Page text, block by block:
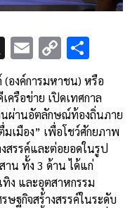
X E
ai
l
C
o
py
Li
n
k
h
ar
e
(องค์การมหาชน) หรือ
ครือข่าย เปิดเทศกาล
นผ่านอัตลักษณ์ท้องถิ่นภาย
เมือง” เพื่อโชว์ศักยภาพ
รรค์และต่อยอดในรูป
าน ทั้ง 3 ด้าน ได้แก่
ง และอุตสาหกรรม
ษฐกิจสร้างสรรค์ในระดับ